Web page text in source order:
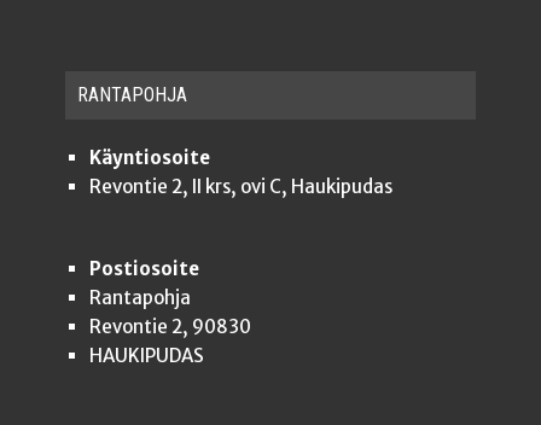
RAN­TA­POH­JA
Käyntiosoite
Revontie 2, II krs, ovi C, Haukipudas
Postiosoite
Rantapohja
Revontie 2, 90830
HAUKIPUDAS